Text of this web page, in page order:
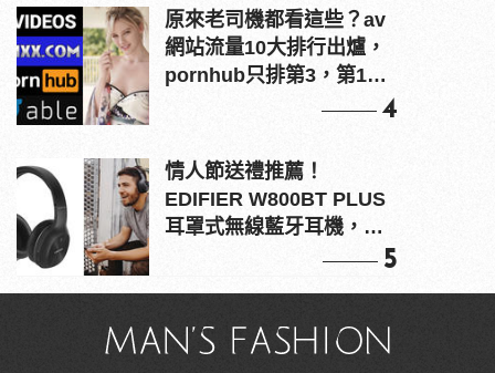
原來老司機都看這些？av
網站流量10大排行出爐，
pornhub只排第3，第1名
4
情人節送禮推薦！
EDIFIER W800BT PLUS
耳罩式無線藍牙耳機，在
5